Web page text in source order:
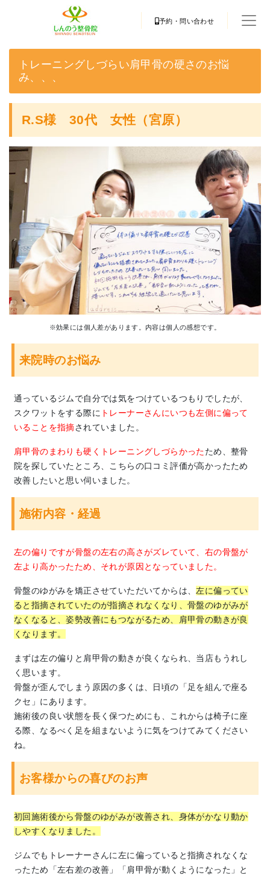
予約・問い合わせ
トレーニングしづらい肩甲骨の硬さのお悩
み、、、
R.S様 30代 女性（宮原）
※効果には個人差があります。内容は個人の感想です。
来院時のお悩み
通っているジムで自分では気をつけているつもりでしたが、
スクワットをする際に トレーナーさんにいつも左側に偏って
いることを指摘されていました。
肩甲骨のまわりも硬くトレーニングしづらかったため、整骨
院を探していたところ、こちらの口コミ評価が高かったため
改善したいと思い伺いました。
施術内容・経過
左の偏りですが骨盤の左右の高さがズレていて、右の骨盤が
左より高かったため、それが原因となっていました。
骨盤のゆがみを矯正させていただいてからは、 左に偏ってい
ると指摘されていたのが指摘されなくなり、骨盤のゆがみが
なくなると、姿勢改善にもつながるため、肩甲骨の動きが良
くなります。
まずは左の偏りと肩甲骨の動きが良くなられ、当店もうれし
く思います。
骨盤が歪んでしまう原因の多くは、日頃の「足を組んで座る
クセ」にあります。
施術後の良い状態を長く保つためにも、これからは椅子に座
る際、なるべく足を組まないように気をつけてみてください
ね。
お客様からの喜びのお声
初回施術後から骨盤のゆがみが改善され、身体がかなり動か
しやすくなりました。
ジムでもトレーナーさんに左に偏っていると指摘されなくな
ったため「左右差の改善」「肩甲骨が動くようになった」と